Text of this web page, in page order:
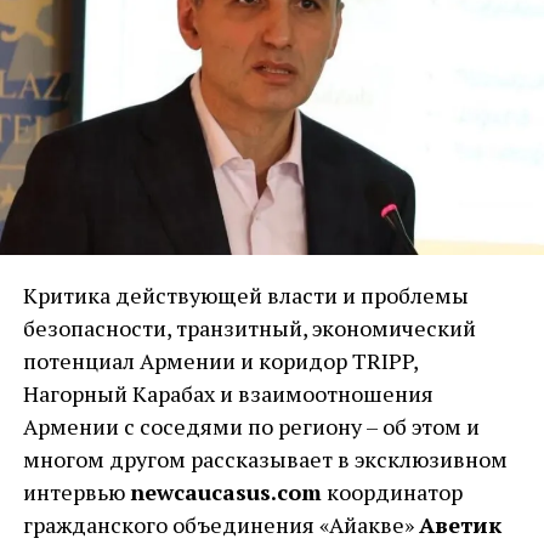
проголосуют за партии, которые не наберут и
4% и не пройдут в парламент. Согласно
законодательству, их голоса будут разделены
между теми партиями, которые пройдут в
парламент. Распределяются эти голоса
пропорционально – то есть, больше всех
голосов получит та партия, которая набрала
наибольшее количество голосов. И если мое
предположение верно, то этой партией
окажется «Гражданский договор». Вполне
возможно, что они набрать смогут и больше
50% голосов.
Но на сегодняшний день я не думаю, что они
смогут набрать конституционное большинство,
то есть получить 2/3 мандатов. Это слишком
Критика действующей власти и проблемы
безопасности, транзитный, экономический
потенциал Армении и коридор TRIPP,
Нагорный Карабах и взаимоотношения
Армении с соседями по региону – об этом и
многом другом рассказывает в эксклюзивном
интервьюnewcaucasus.comкоординатор
гражданского объединения «Айакве»Аветик